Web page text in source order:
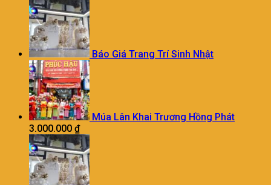
Báo Giá Trang Trí Sinh Nhật
Múa Lân Khai Trương Hồng Phát
3.000.000 ₫